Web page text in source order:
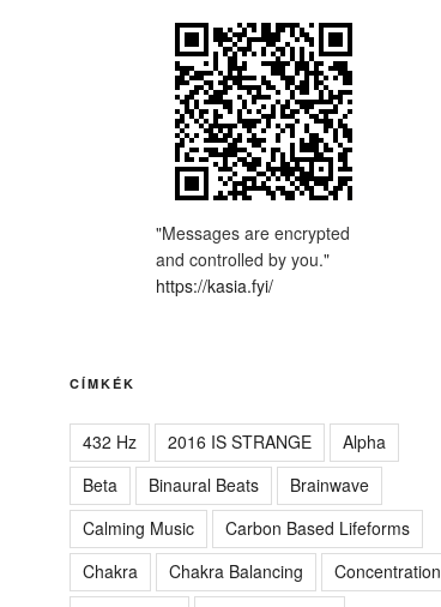
"Messages are encrypted
and controlled by you."
https://kasia.fyi/
CÍMKÉK
432 Hz 2016 IS STRANGE
Alpha
Beta
Binaural Beats
Brainwave
Calming Music
Carbon Based Lifeforms
Chakra
Chakra Balancing
Concentration